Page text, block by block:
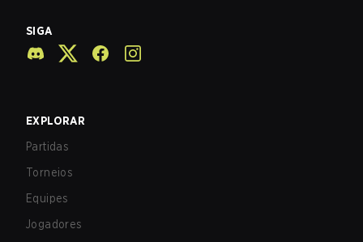
SIGA
EXPLORAR
Partidas
Torneios
Equipes
Jogadores